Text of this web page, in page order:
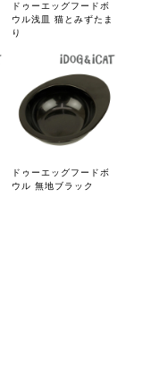
ドゥーエッグフードボ
ウル浅皿 猫とみずたま
り
ドゥーエッグフードボ
ウル 無地ブラック